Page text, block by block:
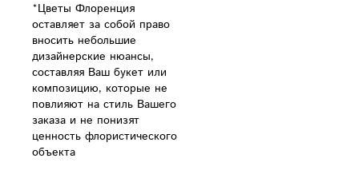
*Цветы Флоренция
оставляет за собой право
вносить небольшие
дизайнерские нюансы,
составляя Ваш букет или
композицию, которые не
повлияют на стиль Вашего
заказа и не понизят
ценность флористического
объекта